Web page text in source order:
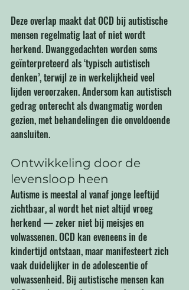
Deze overlap maakt dat OCD bij autistische
mensen regelmatig laat of niet wordt
herkend. Dwanggedachten worden soms
geïnterpreteerd als ‘typisch autistisch
denken’, terwijl ze in werkelijkheid veel
lijden veroorzaken. Andersom kan autistisch
gedrag onterecht als dwangmatig worden
gezien, met behandelingen die onvoldoende
aansluiten.
Ontwikkeling door de
levensloop heen
Autisme is meestal al vanaf jonge leeftijd
zichtbaar, al wordt het niet altijd vroeg
herkend — zeker niet bij meisjes en
volwassenen. OCD kan eveneens in de
kindertijd ontstaan, maar manifesteert zich
vaak duidelijker in de adolescentie of
volwassenheid. Bij autistische mensen kan